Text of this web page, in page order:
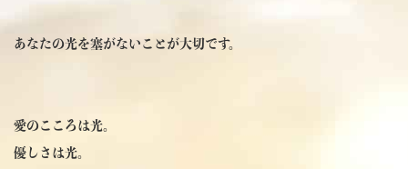
あなたの光を塞がないことが大切です。
愛のこころは光。
優しさは光。